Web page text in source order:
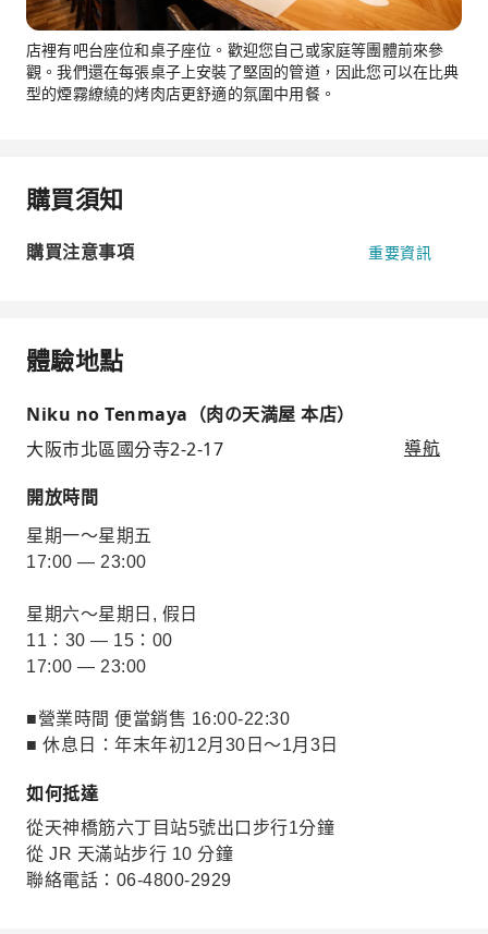
店裡有吧台座位和桌子座位。歡迎您自己或家庭等團體前來參
觀。我們還在每張桌子上安裝了堅固的管道，因此您可以在比典
型的煙霧繚繞的烤肉店更舒適的氛圍中用餐。
購買須知
購買注意事項 重要資訊
體驗地點
Niku no Tenmaya（肉の天満屋 本店）
大阪市北區國分寺2-2-17
導航
開放時間
星期一～星期五
17:00 — 23:00
星期六～星期日, 假日
11：30 — 15：00
17:00 — 23:00
■營業時間 便當銷售 16:00-22:30
■ 休息日：年末年初12月30日～1月3日
如何抵達
從天神橋筋六丁目站5號出口步行1分鐘
從 JR 天滿站步行 10 分鐘
聯絡電話：06-4800-2929